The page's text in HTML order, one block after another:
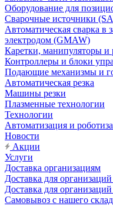
Оборудование для
Сварочные источники
Автоматическая сварка в
электродом (GMAW)
Каретки, манипуляторы и
Контроллеры и блоки
Подающие механизмы и
Автоматическая резка
Машины резки
Плазменные технологии
Технологии
Автоматизация и
Новости
Акции
Услуги
Доставка организациям
Доставка для
Доставка для
Самовывоз с нашего